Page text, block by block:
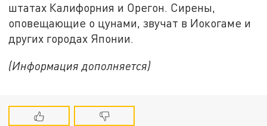
штатах Калифорния и Орегон. Сирены,
оповещающие о цунами, звучат в Иокогаме и
других городах Японии.
(Информация дополняется)